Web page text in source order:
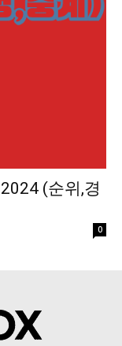
(순위,경
0